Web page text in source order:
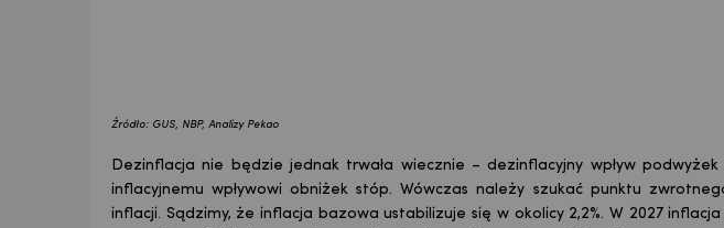
Źródło: GUS, NBP, Analizy Pekao
Dezinflacja nie będzie jednak trwała wiecznie – dezinflacyjny wpływ
inflacyjnemu wpływowi obniżek stóp. Wówczas należy szukać punktu
inflacji. Sądzimy, że inflacja bazowa ustabilizuje się w okolicy 2,2%. W 2027